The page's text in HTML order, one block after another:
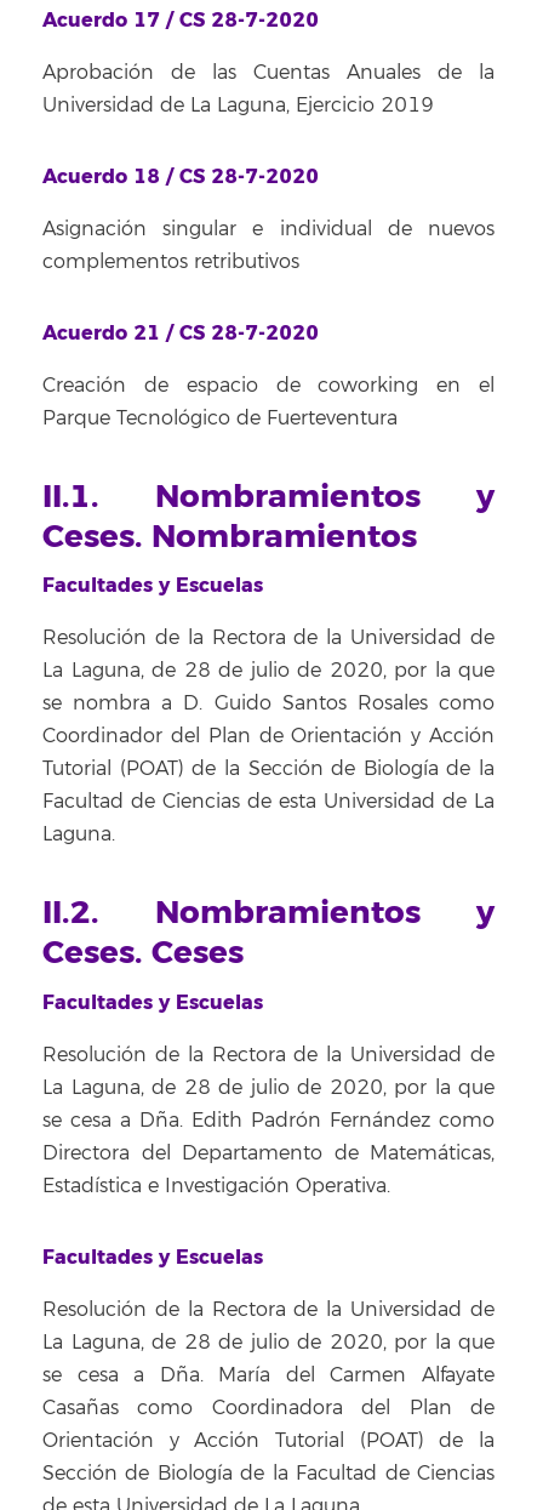
Acuerdo 17 / CS 28-7-2020
Aprobación de las Cuentas Anuales de la
Universidad de La Laguna, Ejercicio 2019
Acuerdo 18 / CS 28-7-2020
Asignación singular e individual de nuevos
complementos retributivos
Acuerdo 21 / CS 28-7-2020
Creación de espacio de coworking en el
Parque Tecnológico de Fuerteventura
II.1. Nombramientos y
Ceses. Nombramientos
Facultades y Escuelas
Resolución de la Rectora de la Universidad de
La Laguna, de 28 de julio de 2020, por la que
se nombra a D. Guido Santos Rosales como
Coordinador del Plan de Orientación y Acción
Tutorial (POAT) de la Sección de Biología de la
Facultad de Ciencias de esta Universidad de La
Laguna.
II.2. Nombramientos y
Ceses. Ceses
Facultades y Escuelas
Resolución de la Rectora de la Universidad de
La Laguna, de 28 de julio de 2020, por la que
se cesa a Dña. Edith Padrón Fernández como
Directora del Departamento de Matemáticas,
Estadística e Investigación Operativa.
Facultades y Escuelas
Resolución de la Rectora de la Universidad de
La Laguna, de 28 de julio de 2020, por la que
se cesa a Dña. María del Carmen Alfayate
Casañas como Coordinadora del Plan de
Orientación y Acción Tutorial (POAT) de la
Sección de Biología de la Facultad de Ciencias